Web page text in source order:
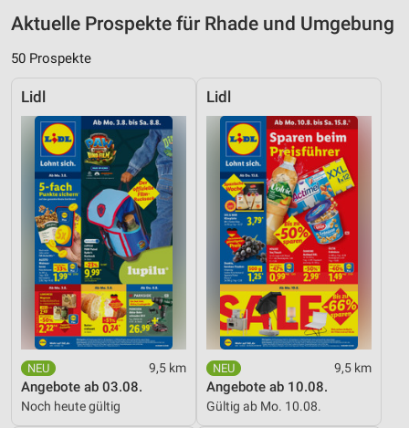
Aktuelle Prospekte für Rhade und Umgebung
50 Prospekte
Lidl
9,5 km
Angebote ab 03.08.
Noch heute gültig
Lidl
9,5 km
Angebote ab 10.08.
Gültig ab Mo. 10.08.